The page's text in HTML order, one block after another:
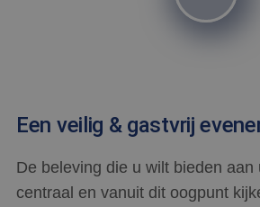
Een veilig & gastvrij
De beleving die u wilt bieden aan
centraal en vanuit dit oogpunt